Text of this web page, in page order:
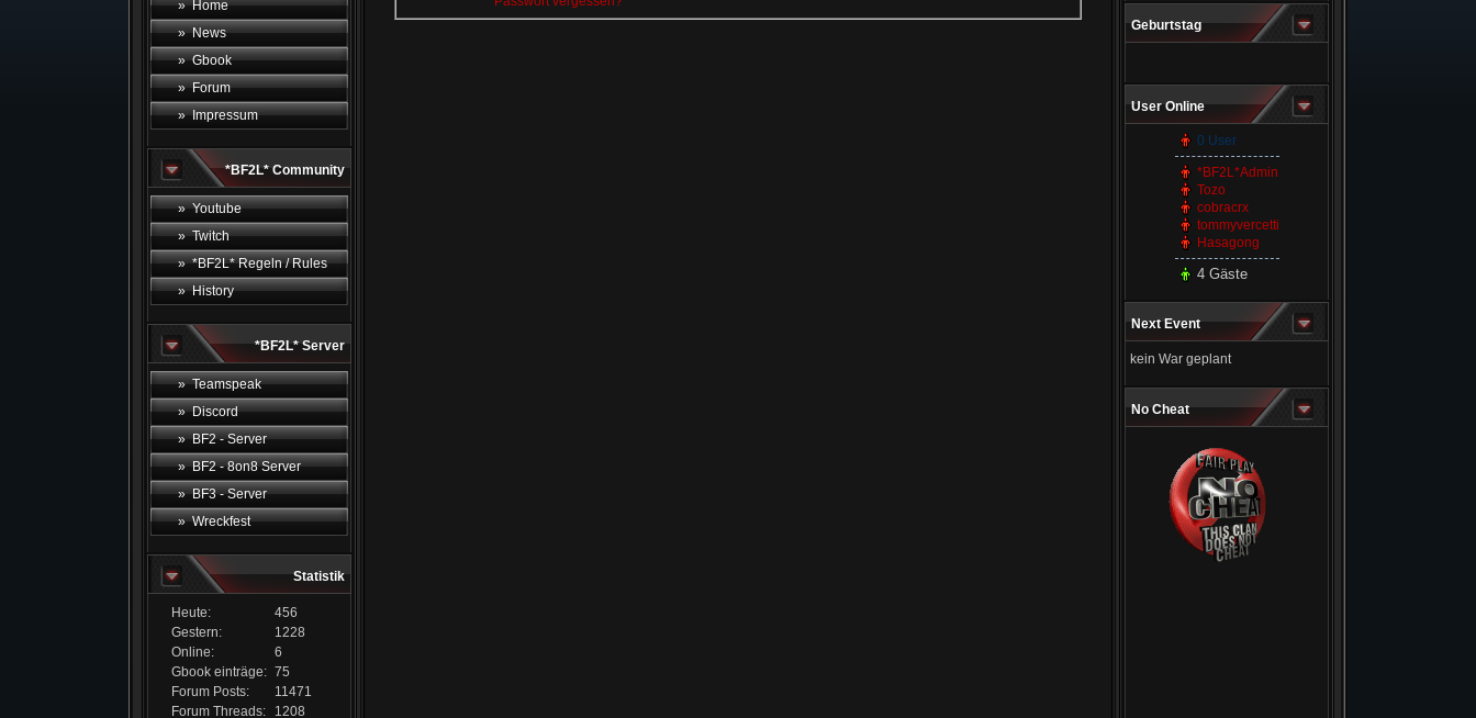
» Home
» News
» Gbook
» Forum
» Impressum
*BF2L* Community
» Youtube
» Twitch
» *BF2L* Regeln / Rules
» History
*BF2L* Server
» Teamspeak
» Discord
» BF2 - Server
» BF2 - 8on8 Server
» BF3 - Server
» Wreckfest
Statistik
Heute:
456
Gestern:
1228
Online:
6
Gbook einträge: 75
Forum Posts:
11471
Forum Threads:
1208
Geburtstag
User Online
0 User
*BF2L*Admin
Tozo
cobracrx
tommyvercetti
Hasagong
4 Gäste
Next Event
kein War geplant
No Cheat